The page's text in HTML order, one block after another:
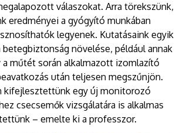
válaszokat. Arra törekszünk,
eredményei a gyógyító munkában
legyenek. Kutatásaink egyik
növelése, például annak
műtét során alkalmazott izomlazító
után teljesen megszűnjön.
kifejlesztettünk egy új monitorozó
csecsemők vizsgálatára is alkalmas
– emelte ki a professzor.